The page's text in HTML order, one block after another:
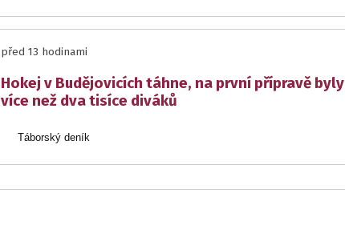
před 13 hodinami
Hokej v Budějovicích táhne, na první přípravě byly
více než dva tisíce diváků
Táborský deník